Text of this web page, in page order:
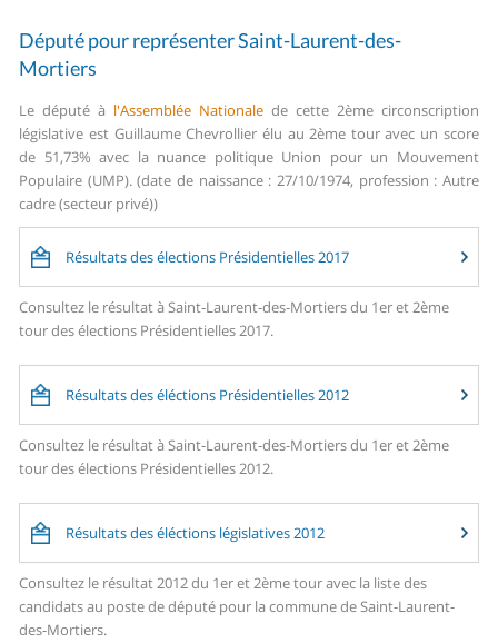
Député pour représenter Saint-Laurent-des-
Mortiers
Le député à l'Assemblée Nationale de cette 2ème circonscription
législative est Guillaume Chevrollier élu au 2ème tour avec un score
de 51,73% avec la nuance politique Union pour un Mouvement
Populaire (UMP). (date de naissance : 27/10/1974, profession : Autre
cadre (secteur privé))
Résultats des élections Présidentielles 2017
Consultez le résultat à Saint-Laurent-des-Mortiers du 1er et 2ème
tour des élections Présidentielles 2017.
Résultats des éléctions Présidentielles 2012
Consultez le résultat à Saint-Laurent-des-Mortiers du 1er et 2ème
tour des élections Présidentielles 2012.
Résultats des éléctions législatives 2012
Consultez le résultat 2012 du 1er et 2ème tour avec la liste des
candidats au poste de député pour la commune de Saint-Laurent-
des-Mortiers.